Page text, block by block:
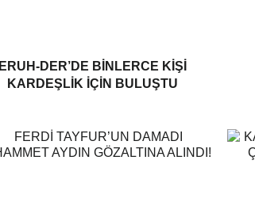
ERUH-DER’DE BINLERCE KIŞI
KARDEŞLIK İÇIN BULUŞTU